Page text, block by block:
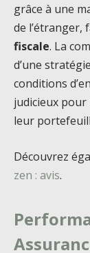
grâce à une
de l’étranger,
fiscale. La
d’une
conditions
judicieux
leur
Découvrez
zen : avis.